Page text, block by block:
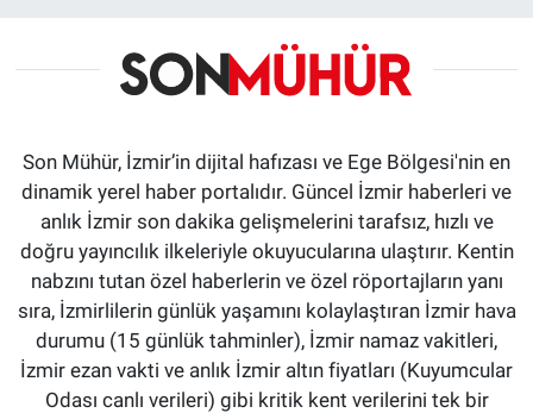
Son Mühür, İzmir’in dijital hafızası ve Ege Bölgesi'nin en
dinamik yerel haber portalıdır. Güncel İzmir haberleri ve
anlık İzmir son dakika gelişmelerini tarafsız, hızlı ve
doğru yayıncılık ilkeleriyle okuyucularına ulaştırır. Kentin
nabzını tutan özel haberlerin ve özel röportajların yanı
sıra, İzmirlilerin günlük yaşamını kolaylaştıran İzmir hava
durumu (15 günlük tahminler), İzmir namaz vakitleri,
İzmir ezan vakti ve anlık İzmir altın fiyatları (Kuyumcular
Odası canlı verileri) gibi kritik kent verilerini tek bir